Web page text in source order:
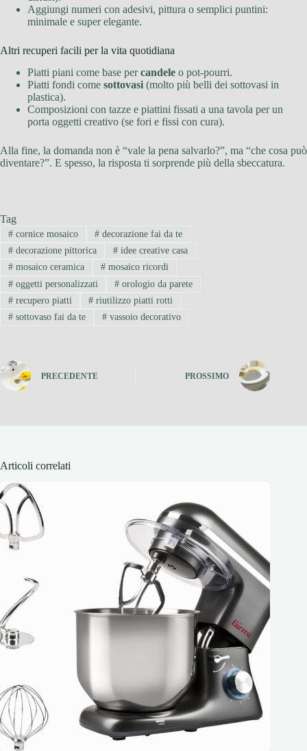
Aggiungi numeri con adesivi, pittura o semplici puntini:
minimale e super elegante.
Altri recuperi facili per la vita quotidiana
Piatti piani come base percandele o pot-pourri.
Piatti fondi come sottovasi (molto più belli dei sottovasi in
plastica).
Composizioni con tazze e piattini fissati a una tavola per un
porta oggetti creativo (se fori e fissi con cura).
Alla fine, la domanda non è “vale la pena salvarlo?”, ma “che cosa può
diventare?”. E spesso, la risposta ti sorprende più della sbeccatura.
Tag
#cornice mosaico #decorazione fai da te
#decorazione pittorica #idee creative casa
#mosaico ceramica #mosaico ricordi
#oggetti personalizzati #orologio da parete
#recupero piatti #riutilizzo piatti rotti
#sottovaso fai da te #vassoio decorativo
PRECEDENTE PROSSIMO
Articoli correlati